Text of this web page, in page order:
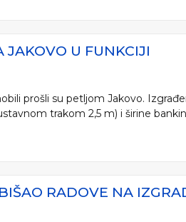
JAKOVO U FUNKCIJI
prošli su petljom Jakovo.
trakom 2,5 m) i širine
RADOVE NA